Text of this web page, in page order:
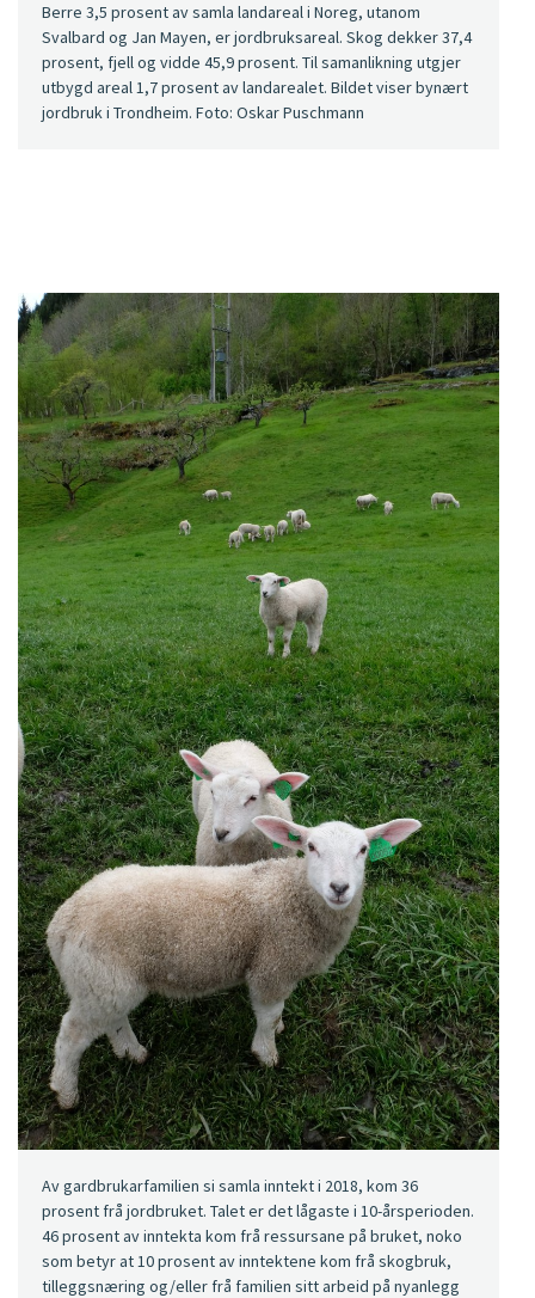
Berre 3,5 prosent av samla landareal i Noreg, utanom
Svalbard og Jan Mayen, er jordbruksareal. Skog dekker 37,4
prosent, fjell og vidde 45,9 prosent. Til samanlikning utgjer
utbygd areal 1,7 prosent av landarealet. Bildet viser bynært
jordbruk i Trondheim. Foto: Oskar Puschmann
Av gardbrukarfamilien si samla inntekt i 2018, kom 36
prosent frå jordbruket. Talet er det lågaste i 10-årsperioden.
46 prosent av inntekta kom frå ressursane på bruket, noko
som betyr at 10 prosent av inntektene kom frå skogbruk,
tilleggsnæring og/eller frå familien sitt arbeid på nyanlegg